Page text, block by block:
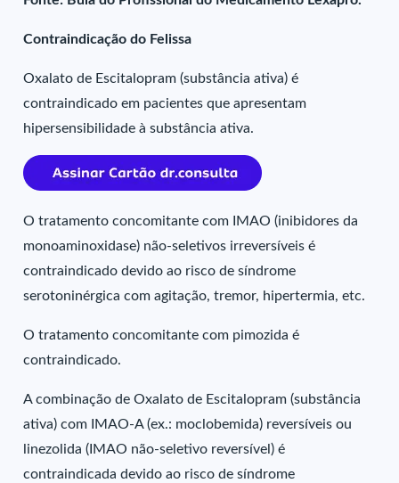
Contraindicação do Felissa
Oxalato de Escitalopram (substância ativa) é
contraindicado em pacientes que apresentam
hipersensibilidade à substância ativa.
O tratamento concomitante com IMAO (inibidores da
monoaminoxidase) não-seletivos irreversíveis é
contraindicado devido ao risco de síndrome
serotoninérgica com agitação, tremor, hipertermia, etc.
O tratamento concomitante com pimozida é
contraindicado.
A combinação de Oxalato de Escitalopram (substância
ativa) com IMAO-A (ex.: moclobemida) reversíveis ou
linezolida (IMAO não-seletivo reversível) é
contraindicada devido ao risco de síndrome